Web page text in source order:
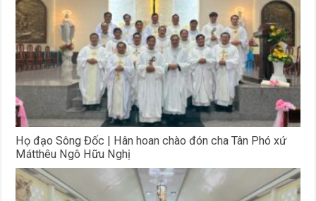
Họ đạo Sông Đốc | Hân hoan chào đón cha Tân Phó xứ
Mátthêu Ngô Hữu Nghị